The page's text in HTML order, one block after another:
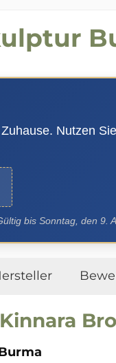
Nutzen
bis Sonntag, den 9.